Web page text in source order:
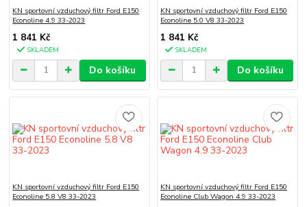
KN sportovní vzduchový filtr Ford E150
Econoline 4.9 33-2023
1 841 Kč
SKLADEM
Do košíku
KN sportovní vzduchový filtr Ford E150
Econoline 5.0 V8 33-2023
1 841 Kč
SKLADEM
Do košíku
KN sportovní vzduchový filtr Ford E150
Econoline 5.8 V8 33-2023
KN sportovní vzduchový filtr Ford E150
Econoline Club Wagon 4.9 33-2023